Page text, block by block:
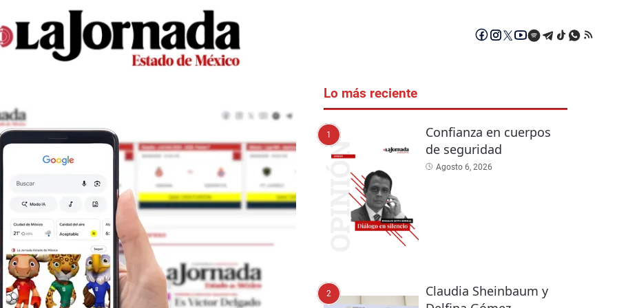
Lo más reciente
1
Confianza en cuerpos
de seguridad
Agosto 6, 2026
2
Claudia Sheinbaum y